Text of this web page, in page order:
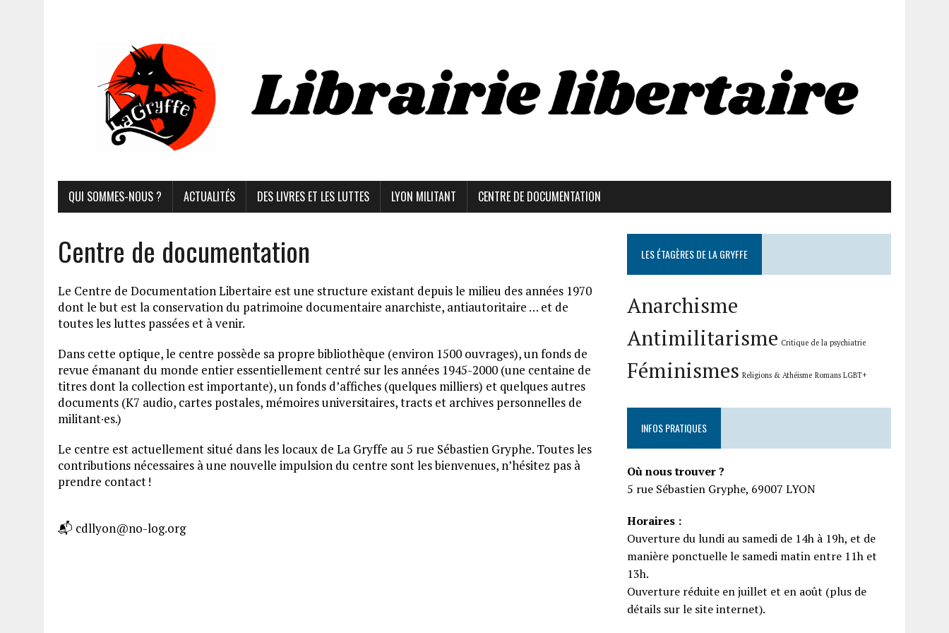
QUI SOMMES-NOUS ? ACTUALITÉS DES LIVRES ET LES LUTTES LYON MILITANT CENTRE DE DOCUMENTATION
Centre de documentation
Le Centre de Documentation Libertaire est une structure existant depuis le milieu des années 1970
dont le but est la conservation du patrimoine documentaire anarchiste, antiautoritaire … et de
toutes les luttes passées et à venir.
Dans cette optique, le centre possède sa propre bibliothèque (environ 1500 ouvrages), un fonds de
revue émanant du monde entier essentiellement centré sur les années 1945-2000 (une centaine de
titres dont la collection est importante), un fonds d’affiches (quelques milliers) et quelques autres
documents (K7 audio, cartes postales, mémoires universitaires, tracts et archives personnelles de
militant·es.)
Le centre est actuellement situé dans les locaux de La Gryffe au 5 rue Sébastien Gryphe. Toutes les
contributions nécessaires à une nouvelle impulsion du centre sont les bienvenues, n’hésitez pas à
prendre contact!
📬 cdllyon@no-log.org
LES ÉTAGÈRES DE LA GRYFFE
Anarchisme
Antimilitarisme Critique de la psychiatrie
Féminismes Religions & Athéisme Romans LGBT+
INFOS PRATIQUES
Où nous trouver ?
5 rue Sébastien Gryphe, 69007 LYON
Horaires :
Ouverture du lundi au samedi de 14h à 19h, et de
manière ponctuelle le samedi matin entre 11h et
13h.
Ouverture réduite en juillet et en août (plus de
détails sur le site internet).